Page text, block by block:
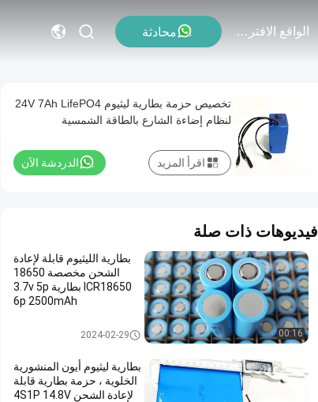
الواقع الافتراضي محادثة
تخصيص حزمة بطارية ليثيوم 24V 7Ah LifePO4
لنظام إضاءة الشارع بالطاقة الشمسية
الدردشة الآن اقرأ المزيد
فيديوهات ذات صلة
00:16
بطارية الليثيوم قابلة لإعادة
الشحن مخصصة 18650
ICR18650 بطارية 3.7v 5p
6p 2500mAh
بطارية ليثيوم 186502024-02-29
بطارية ليثيوم أيون المنشورية
الخلوية ، حزمة بطارية قابلة
لإعادة الشحن 4S1P 14.8V